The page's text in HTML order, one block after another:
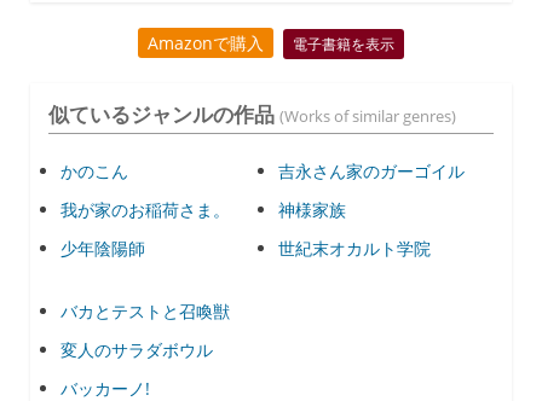
Amazonで購入 電子書籍を表示
似ているジャンルの作品 (Works of similar genres)
かのこん
我が家のお稲荷さま。
少年陰陽師
吉永さん家のガーゴイル
神様家族
世紀末オカルト学院
バカとテストと召喚獣
変人のサラダボウル
バッカーノ!